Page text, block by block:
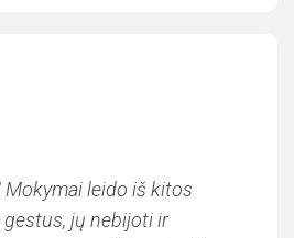
Mokymai leido iš kitos
jų nebijoti ir